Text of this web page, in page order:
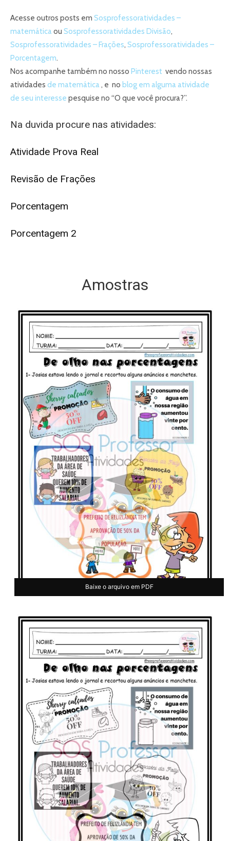
Acesse outros posts em Sosprofessoratividades –
matemáticaou Sosprofessoratividades Divisão,
Sosprofessoratividades – Frações, Sosprofessoratividades –
Porcentagem.
Nos acompanhe também no nosso Pinterest vendo nossas
atividades de matemática, e no blog em alguma atividade
de seu interesse pesquise no “O que você procura?”.
Na duvida procure nas atividades:
Atividade Prova Real
Revisão de Frações
Porcentagem
Porcentagem 2
Amostras
Baixe o arquivo em PDF